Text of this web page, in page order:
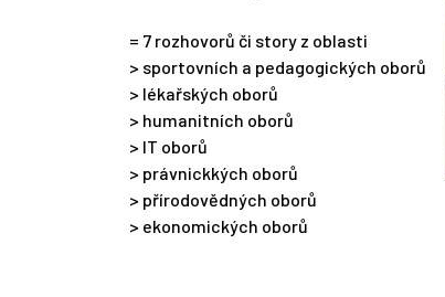
= 7 rozhovorů či story z oblasti
> sportovních a pedagogických oborů
> lékařských oborů
> humanitních oborů
> IT oborů
> právnickkých oborů
> přírodovědných oborů
> ekonomických oborů